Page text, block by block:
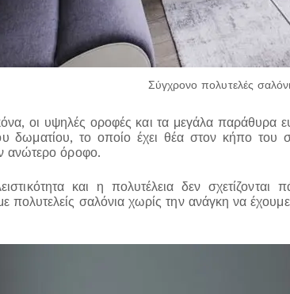
Σύγχρονο πολυτελές
οι υψηλές οροφές και τα μεγάλα παράθυρα
δωματίου, το οποίο έχει θέα στον κήπο του
ανώτερο όροφο.
και η πολυτέλεια δεν
πολυτελείς σαλόνια χωρίς την ανάγκη να